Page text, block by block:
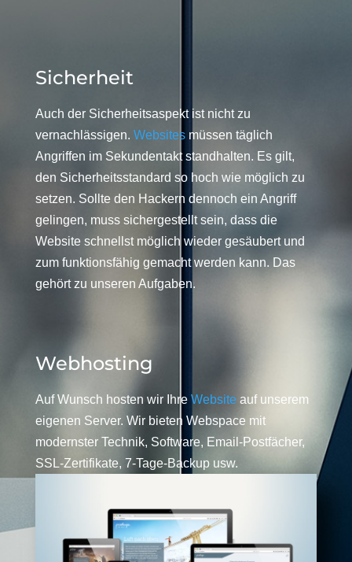
Sicherheit
Auch der Sicherheitsaspekt ist nicht zu
vernachlässigen. Websitesmüssen täglich
Angriffen im Sekundentakt standhalten. Es gilt,
den Sicherheitsstandard so hoch wie möglich zu
setzen. Sollte den Hackern dennoch ein Angriff
gelingen, muss sichergestellt sein, dass die
Website schnellst möglich wieder gesäubert und
zum funktionsfähig gemacht werden kann. Das
gehört zu unseren Aufgaben.
Webhosting
Auf Wunsch hosten wir Ihre Website auf unserem
eigenen Server. Wir bieten Webspace mit
modernster Technik, Software, Email-Postfächer,
SSL-Zertifikate, 7-Tage-Backup usw.